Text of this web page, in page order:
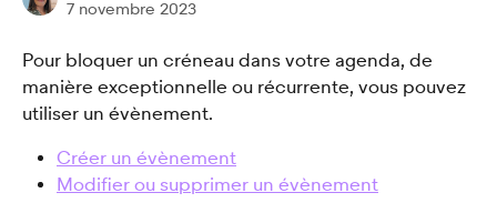
7 novembre 2023
Pour bloquer un créneau dans votre agenda, de
manière exceptionnelle ou récurrente, vous pouvez
utiliser un évènement.
Créer un évènement
Modifier ou supprimer un évènement